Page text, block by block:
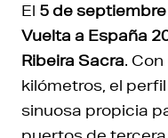
El 5 de septiembre
Vuelta a España
Ribeira Sacra.
kilómetros, el
sinuosa propicia